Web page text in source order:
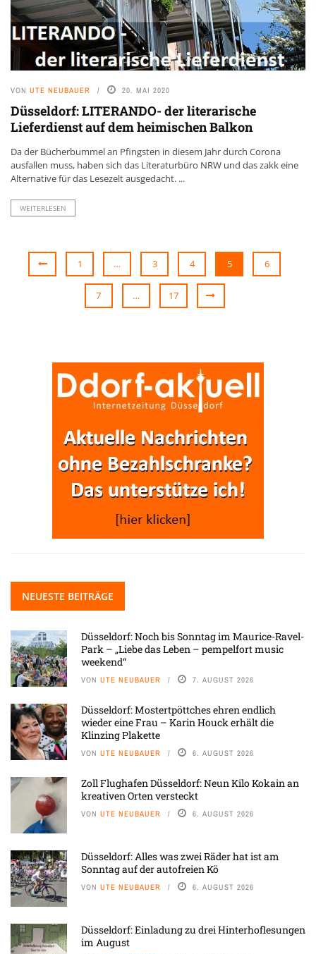
VON UTE NEUBAUER 20. MAI 2020
Düsseldorf: LITERANDO- der literarische
Lieferdienst auf dem heimischen Balkon
Da der Bücherbummel an Pfingsten in diesem Jahr durch Corona
ausfallen muss, haben sich das Literaturbüro NRW und das zakk eine
Alternative für das Lesezelt ausgedacht. ...
WEITERLESEN
1 … 3 4 5 6
7 … 17
NEUESTE BEITRÄGE
Düsseldorf: Noch bis Sonntag im Maurice-Ravel-
Park – „Liebe das Leben – pempelfort music
weekend“
VON UTE NEUBAUER 7. AUGUST 2026
Düsseldorf: Mostertpöttches ehren endlich
wieder eine Frau – Karin Houck erhält die
Klinzing Plakette
VON UTE NEUBAUER 6. AUGUST 2026
Zoll Flughafen Düsseldorf: Neun Kilo Kokain an
kreativen Orten versteckt
VON UTE NEUBAUER 6. AUGUST 2026
Düsseldorf: Alles was zwei Räder hat ist am
Sonntag auf der autofreien Kö
VON UTE NEUBAUER 6. AUGUST 2026
Düsseldorf: Einladung zu drei Hinterhoflesungen
im August